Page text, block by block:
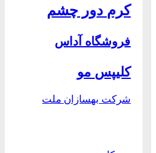
کرم دور چشم
فروشگاه آداس
کلیپس مو
شرکت بهسازان ملت